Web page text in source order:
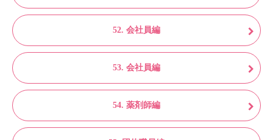
52. 会社員編
53. 会社員編
54. 薬剤師編